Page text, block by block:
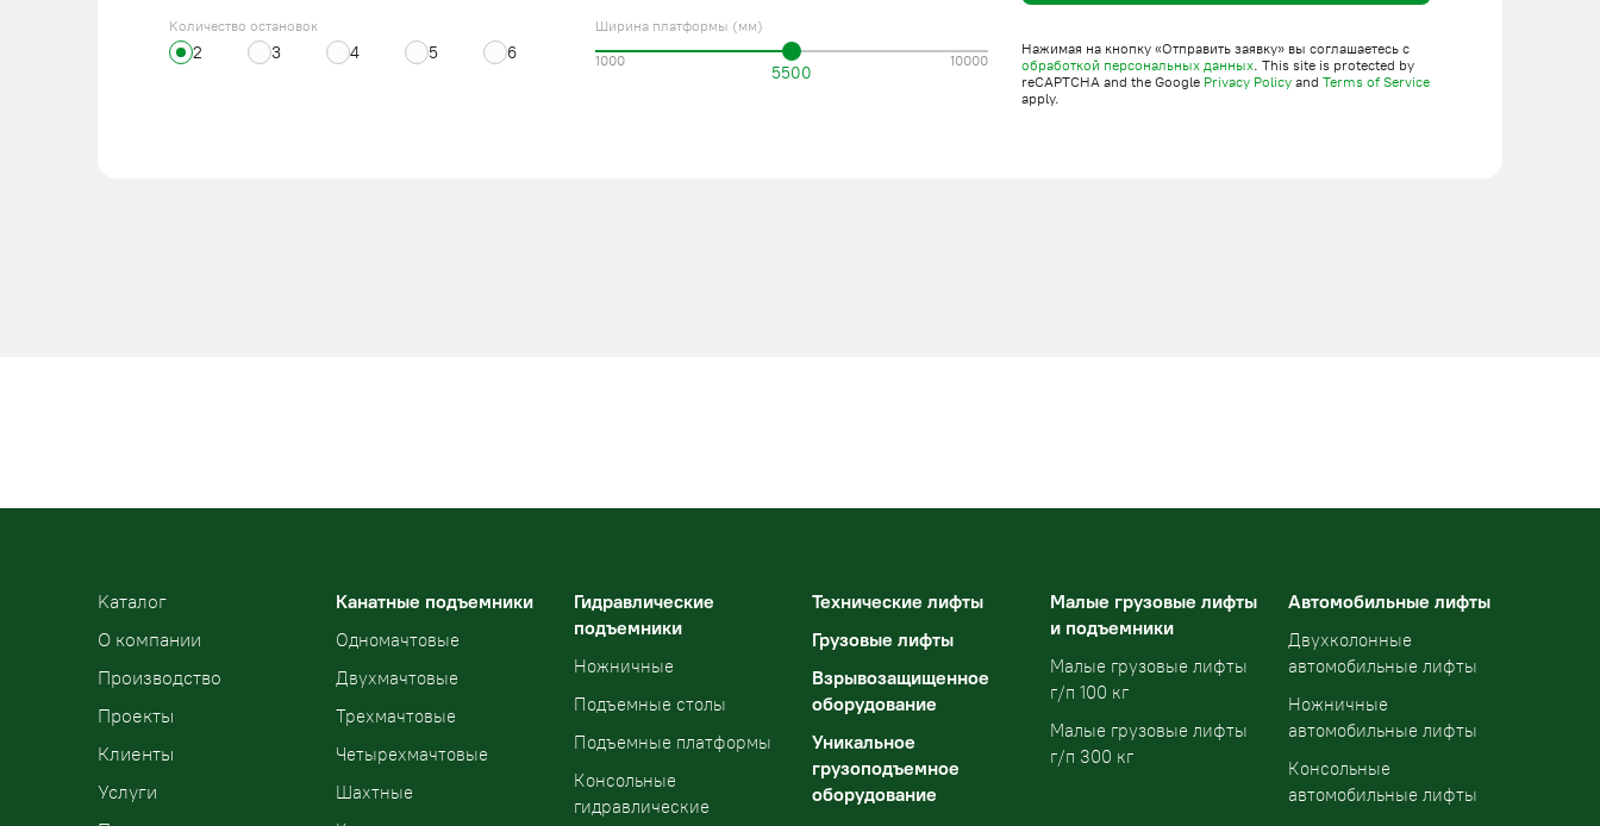
Количество остановок
2 3 4 5 6
Ширина платформы (мм)
5500
1000 10000
Нажимая на кнопку «Отправить заявку» вы соглашаетесь с
обработкой персональных данных. This site is protected by
reCAPTCHA and the Google Privacy Policy and Terms of Service
apply.
Kаталог
О компании
Производство
Проекты
Клиенты
Услуги
Канатные подъемники
Одномачтовые
Двухмачтовые
Трехмачтовые
Четырехмачтовые
Шахтные
Гидравлические
подъемники
Ножничные
Подъемные столы
Подъемные платформы
Консольные
гидравлические
Технические лифты
Грузовые лифты
Взрывозащищенное
оборудование
Уникальное
грузоподъемное
оборудование
Малые грузовые лифты
и подъемники
Малые грузовые лифты
г/п 100 кг
Малые грузовые лифты
г/п 300 кг
Автомобильные лифты
Двухколонные
автомобильные лифты
Ножничные
автомобильные лифты
Консольные
автомобильные лифты